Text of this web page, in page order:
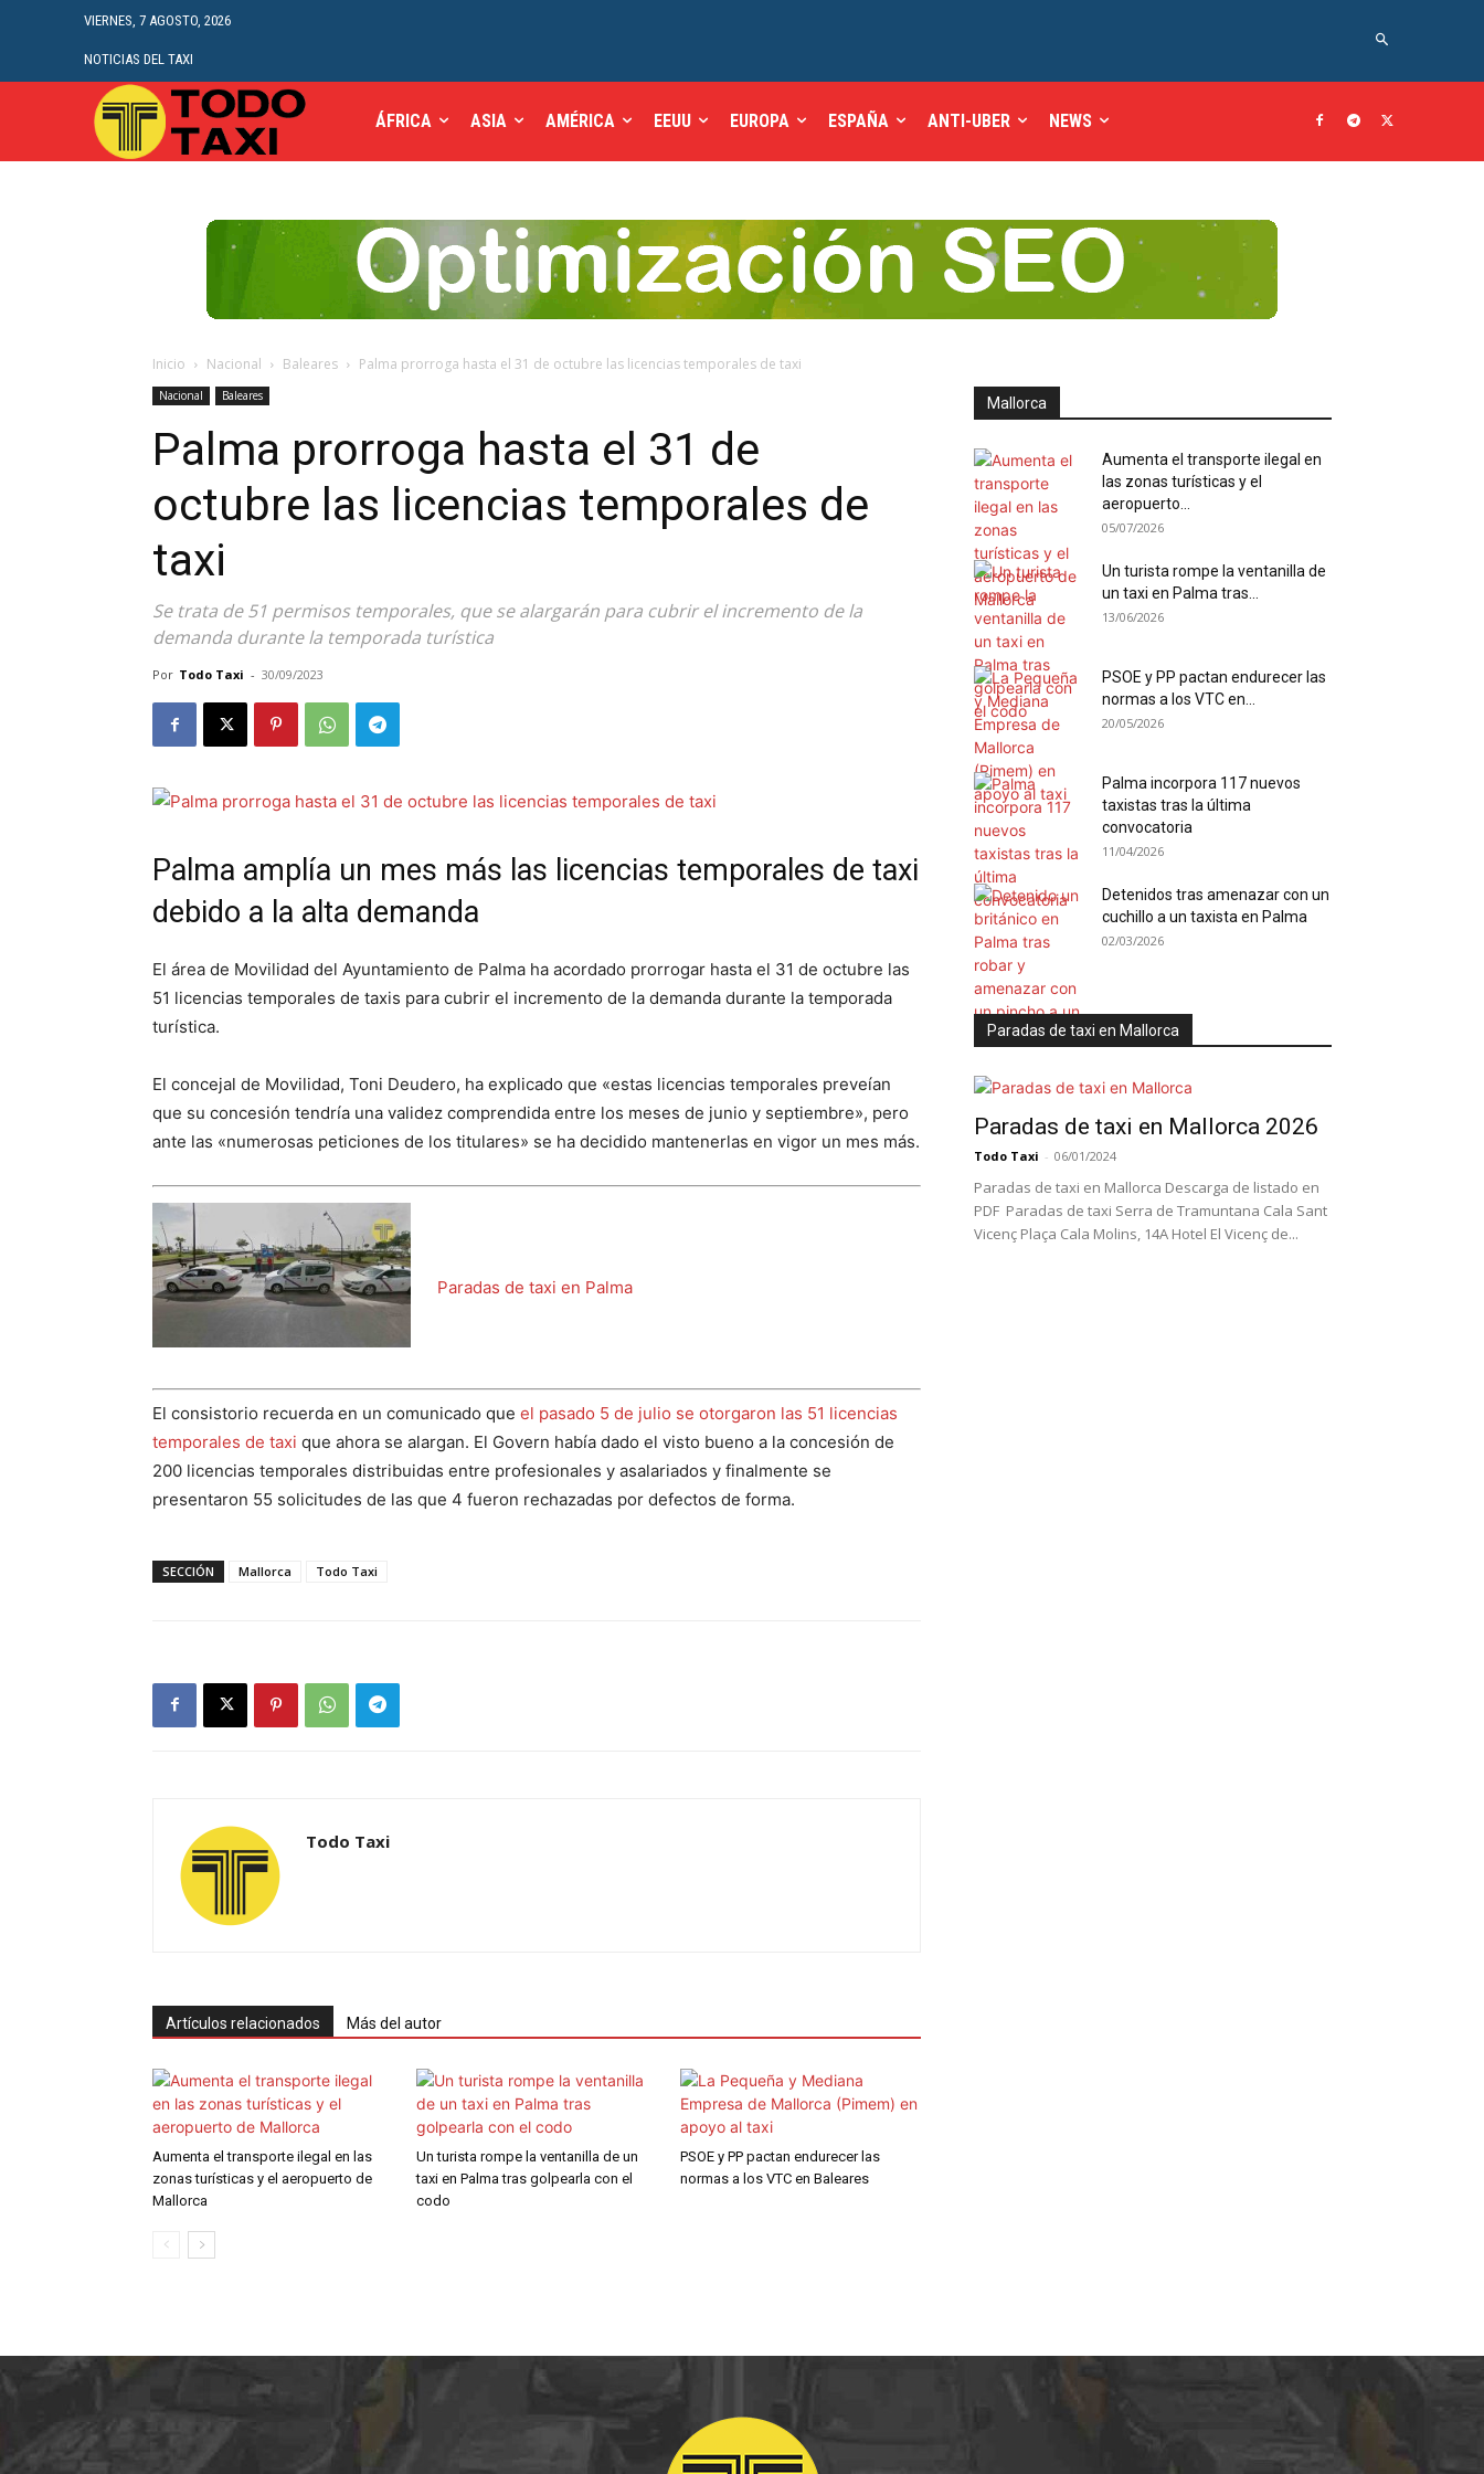
VIERNES, 7 AGOSTO, 2026
NOTICIAS DEL TAXI
ÁFRICA ASIA AMÉRICA EEUU EUROPA ESPAÑA ANTI-UBER NEWS
Inicio Nacional Baleares Palma prorroga hasta el 31 de octubre las licencias temporales de taxi
Nacional Baleares
Palma prorroga hasta el 31 de
octubre las licencias temporales de
taxi
Se trata de 51 permisos temporales, que se alargarán para cubrir el incremento de la
demanda durante la temporada turística
Por Todo Taxi - 30/09/2023
Palma amplía un mes más las licencias temporales de taxi
debido a la alta demanda
El área de Movilidad del Ayuntamiento de Palma ha acordado prorrogar hasta el 31 de octubre las
51 licencias temporales de taxis para cubrir el incremento de la demanda durante la temporada
turística.
El concejal de Movilidad, Toni Deudero, ha explicado que «estas licencias temporales preveían
que su concesión tendría una validez comprendida entre los meses de junio y septiembre», pero
ante las «numerosas peticiones de los titulares» se ha decidido mantenerlas en vigor un mes más.
Paradas de taxi en Palma
El consistorio recuerda en un comunicado que el pasado 5 de julio se otorgaron las 51 licencias
temporales de taxi que ahora se alargan. El Govern había dado el visto bueno a la concesión de
200 licencias temporales distribuidas entre profesionales y asalariados y finalmente se
presentaron 55 solicitudes de las que 4 fueron rechazadas por defectos de forma.
SECCIÓN Mallorca Todo Taxi
Todo Taxi
Artículos relacionados Más del autor
Aumenta el transporte ilegal en las
zonas turísticas y el aeropuerto de
Mallorca
Un turista rompe la ventanilla de un
taxi en Palma tras golpearla con el
codo
PSOE y PP pactan endurecer las
normas a los VTC en Baleares
Mallorca
Aumenta el transporte ilegal en
las zonas turísticas y el
aeropuerto...
05/07/2026
Un turista rompe la ventanilla de
un taxi en Palma tras...
13/06/2026
PSOE y PP pactan endurecer las
normas a los VTC en...
20/05/2026
Palma incorpora 117 nuevos
taxistas tras la última
convocatoria
11/04/2026
Detenidos tras amenazar con un
cuchillo a un taxista en Palma
02/03/2026
Paradas de taxi en Mallorca
Paradas de taxi en Mallorca 2026
Todo Taxi - 06/01/2024
Paradas de taxi en Mallorca Descarga de listado en
PDF Paradas de taxi Serra de Tramuntana Cala Sant
Vicenç Plaça Cala Molins, 14A Hotel El Vicenç de...